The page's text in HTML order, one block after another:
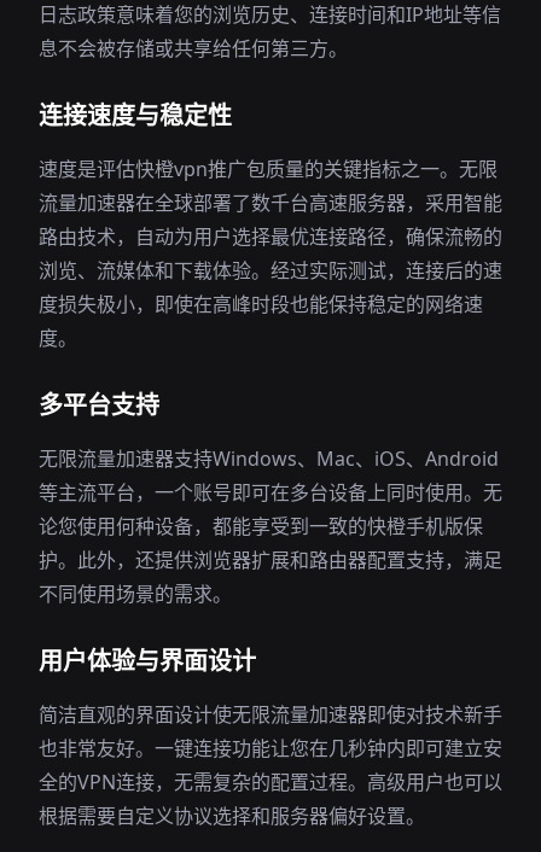
日志政策意味着您的浏览历史、连接时间和IP地址等信
息不会被存储或共享给任何第三方。
连接速度与稳定性
速度是评估快橙vpn推广包质量的关键指标之一。无限
流量加速器在全球部署了数千台高速服务器，采用智能
路由技术，自动为用户选择最优连接路径，确保流畅的
浏览、流媒体和下载体验。经过实际测试，连接后的速
度损失极小，即使在高峰时段也能保持稳定的网络速
度。
多平台支持
无限流量加速器支持Windows、Mac、iOS、Android
等主流平台，一个账号即可在多台设备上同时使用。无
论您使用何种设备，都能享受到一致的快橙手机版保
护。此外，还提供浏览器扩展和路由器配置支持，满足
不同使用场景的需求。
用户体验与界面设计
简洁直观的界面设计使无限流量加速器即使对技术新手
也非常友好。一键连接功能让您在几秒钟内即可建立安
全的VPN连接，无需复杂的配置过程。高级用户也可以
根据需要自定义协议选择和服务器偏好设置。